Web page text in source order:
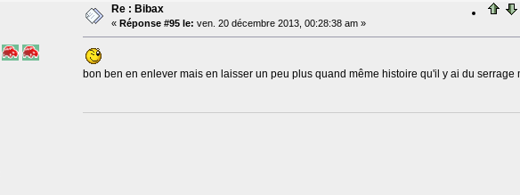
Re : Bibax
« Réponse #95 le: ven. 20 décembre 2013, 00:28:38 am »
bon ben en enlever mais en laisser un peu plus quand même histoire qu'il y ai du serrage